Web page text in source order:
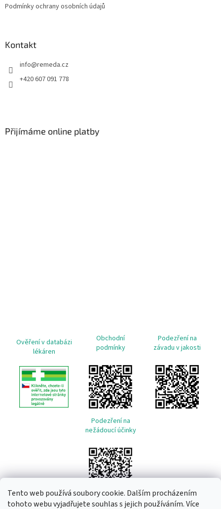
Tento web používá soubory cookie. Dalším procházením
tohoto webu vyjadřujete souhlas s jejich používáním. Více
Podmínky ochrany osobních údajů
Kontakt
info@remeda.cz
+420 607 091 778
Přijímáme online platby
Ověření v databázi
lékáren
Obchodní
podmínky
Podezření na
závadu v jakosti
Podezření na
nežádoucí účinky